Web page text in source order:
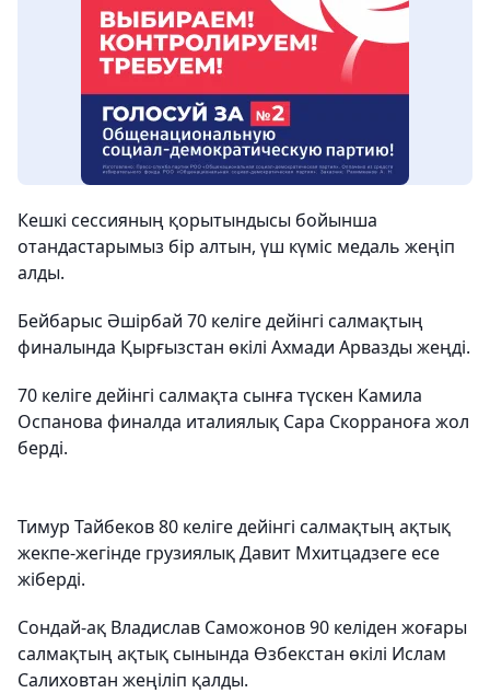
Кешкі сессияның қорытындысы бойынша
отандастарымыз бір алтын, үш күміс медаль жеңіп
алды.
Бейбарыс Әшірбай 70 келіге дейінгі салмақтың
финалында Қырғызстан өкілі Ахмади Арвазды жеңді.
70 келіге дейінгі салмақта сынға түскен Камила
Оспанова финалда италиялық Сара Скорраноға жол
берді.
Тимур Тайбеков 80 келіге дейінгі салмақтың ақтық
жекпе-жегінде грузиялық Давит Мхитцадзеге есе
жіберді.
Сондай-ақ Владислав Саможонов 90 келіден жоғары
салмақтың ақтық сынында Өзбекстан өкілі Ислам
Салиховтан жеңіліп қалды.